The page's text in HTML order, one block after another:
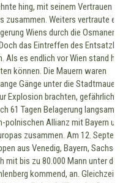
hing, mit seinem Vertrauen
zusammen. Weiters vertraute
Wiens durch die Osmanen
das Eintreffen des
Als es endlich vor Wien stand
können. Die Mauern waren
Gänge unter die Stadtmauer
Explosion brachten, gefährlich
61 Tagen Belagerung langsam
polnischen Allianz mit Bayern
zusammen. Am 12.
aus Venedig, Bayern,
mit bis zu 80.000 Mann unter
kommend, an.